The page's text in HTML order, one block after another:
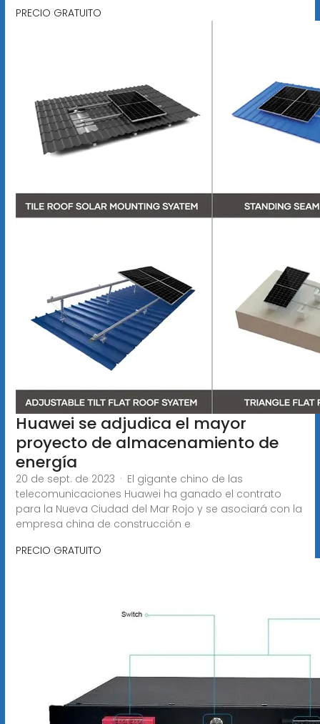
PRECIO GRATUITO
Huawei se adjudica el mayor
proyecto de almacenamiento de
energía
20 de sept. de 2023 · El gigante chino de las
telecomunicaciones Huawei ha ganado el contrato
para la Nueva Ciudad del Mar Rojo y se asociará con la
empresa china de construcción e
PRECIO GRATUITO